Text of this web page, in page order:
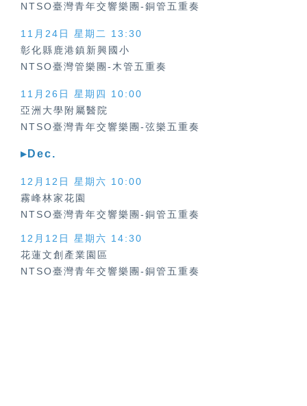
NTSO臺灣青年交響樂團-銅管五重奏
11月24日 星期二 13:30
彰化縣鹿港鎮新興國小
NTSO臺灣管樂團-木管五重奏
11月26日 星期四 10:00
亞洲大學附屬醫院
NTSO臺灣青年交響樂團-弦樂五重奏
▸Dec.
12月12日 星期六 10:00
霧峰林家花園
NTSO臺灣青年交響樂團-銅管五重奏
12月12日 星期六 14:30
花蓮文創產業園區
NTSO臺灣青年交響樂團-銅管五重奏